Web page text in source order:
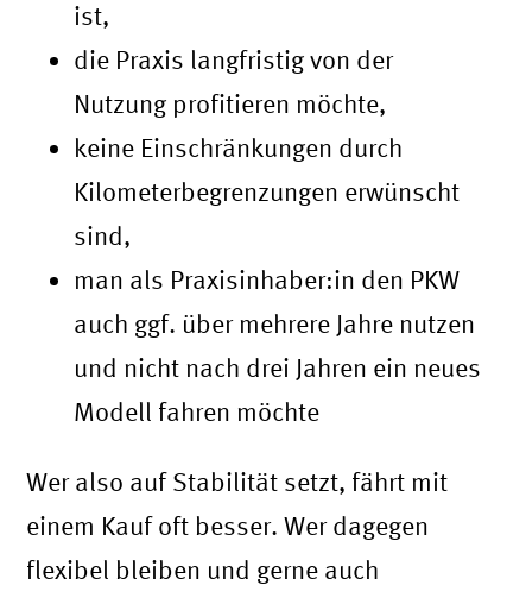
ist,
die Praxis langfristig von der
Nutzung profitieren möchte,
keine Einschränkungen durch
Kilometerbegrenzungen erwünscht
sind,
man als Praxisinhaber:in den PKW
auch ggf. über mehrere Jahre nutzen
und nicht nach drei Jahren ein neues
Modell fahren möchte
Wer also auf Stabilität setzt, fährt mit
einem Kauf oft besser. Wer dagegen
flexibel bleiben und gerne auch